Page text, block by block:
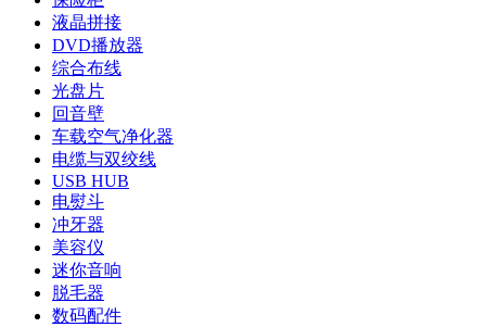
液晶拼接
DVD播放器
综合布线
光盘片
回音壁
车载空气净化器
电缆与双绞线
USB HUB
电熨斗
冲牙器
美容仪
迷你音响
脱毛器
数码配件